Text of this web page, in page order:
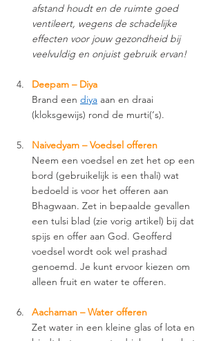
afstand houdt en de ruimte goed
ventileert, wegens de schadelijke
effecten voor jouw gezondheid bij
veelvuldig en onjuist gebruik ervan!
Deepam – Diya
Brand een diya aan en draai
(kloksgewijs) rond de murti(‘s).
Naivedyam – Voedsel offeren
Neem een voedsel en zet het op een
bord (gebruikelijk is een thali) wat
bedoeld is voor het offeren aan
Bhagwaan. Zet in bepaalde gevallen
een tulsi blad (zie vorig artikel) bij dat
spijs en offer aan God. Geofferd
voedsel wordt ook wel prashad
genoemd. Je kunt ervoor kiezen om
alleen fruit en water te offeren.
Aachaman – Water offeren
Zet water in een kleine glas of lota en